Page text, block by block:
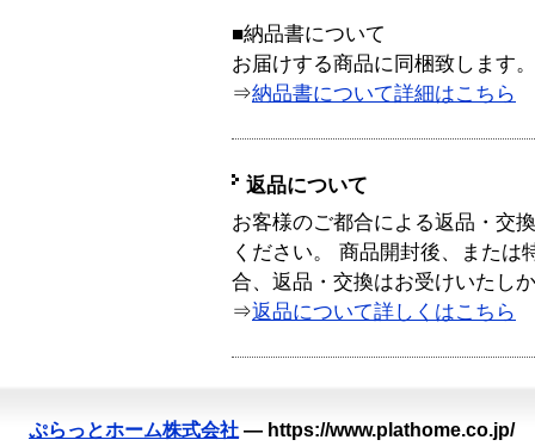
■納品書について
お届けする商品に同梱致します。
⇒納品書について詳細はこちら
返品について
お客様のご都合による返品・交
ください。 商品開封後、または
合、返品・交換はお受けいたし
⇒返品について詳しくはこちら
ぷらっとホーム株式会社 — https://www.plathome.co.jp/